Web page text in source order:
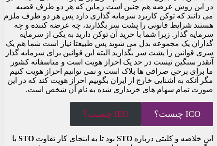
در این روش عرضه هم چنین است زماین که هر دو طرف قضیه
می دانند که توکن کاربرد سرمایه گذاری دارد پس هر دو طرف ملزم
هستند شرایط قانونی را پشت سر بگذارند، چه عرضه کننده و چه
سرمایه گذار. زیرا شما با خرید آن توکن دارید به یکی از سرمایه
گذاران یک مجموعه بدل می شوید پس طبیعتا نیاز است شما هم یک
سری قوانین را پشت سر بگذارید البته این قوانین برای سرمایه گذار
آنقدر سنگین نیست در حد یک احراز هویت است و متاسفانه کشور
ما برای برخی صرافی ها بلاک است و نمی توانیم احراز هویت کنیم
مگر آنکه به آشنایی خارج از ایران بگوییم احراز هویت کند که در این
صورت تمام سهام های خریداری شده به نام آن شخص است.
ICO چیست؟ IEO چیست؟
این خلاصه و کلیتی درباره STO بود تا به اینجای کار تفاوت STO با